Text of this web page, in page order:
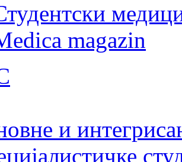
magazin
и